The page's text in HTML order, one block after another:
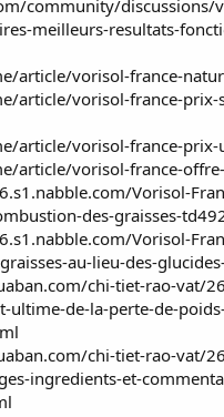
community/discussions/
meilleurs-resultats-
article/vorisol-france-
article/vorisol-france-prix-
article/vorisol-france-prix-
article/vorisol-france-
Vorisol-
des-graisses-
Vorisol-
au-lieu-des-
chi-tiet-rao-vat/
ultime-de-la-perte-de-
chi-tiet-rao-vat/
ingredients-et-